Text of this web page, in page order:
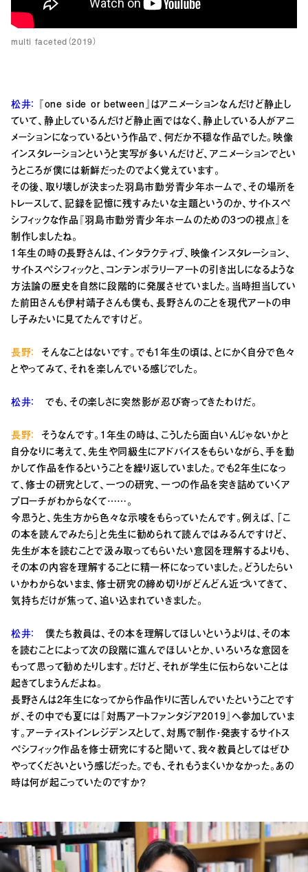
multi faceted（2019）
松井： 『one side or between』はアニメーションなんだけど静止し
ていて、静止しているんだけど静止画ではなく、静止している人がアニ
メーションになっているという作品で、何だか不穏な作品でした。映像
インスタレーションというと実写が多いんだけど、アニメーションでとい
うところが僕には新鮮だったのでよく覚えています。
その後、取り壊しが決まった羽島市勤労青少年ホームで、その場所を
トレースして、記録を記憶に残すみたいな主題というのか、サイトスペ
シフィックな作品『羽島市勤労青少年ホームのための3つの視点』を
制作しましたね。
1年生の時の長野さんは、インタラクティブ、映像インスタレーション、
サイトスペシフィックと、コンテンポラリーアートの引き出しになるような
方法論の歴史を自然に段階的に発展させていました。当時担当してい
た前田さんも伊村靖子さんも僕も、長野さんのことを現代アートの申
し子みたいに見てたんですけど。
長野：
そんなことはないです。でも1年生の頃は、とにかく自分で色々
とやってみて、それを楽しんでいる感じでした。
松井： でも、その楽しさに突然影が忍び寄ってきたわけだ。
長野：
そうなんです。1年生の時は、こうしたら面白いんじゃないかと
自分なりに考えて、先生や同級生にアドバイスをもらいながら、手を動
かして作品を作るということを繰り返していました。でも2年生になっ
て、修士の研究として、一つの研究、一つの作品を突き詰めていくア
プローチがわからなくて……。
今思うと、先生方から色々な示唆をもらっていたんです。例えば、「こ
の本を読んでみたら」と先生に勧められて読んではみるんですけど、
先生が本を読むことで汲み取ってもらいたい意図を理解するよりも、
その本の内容を理解することに精一杯になっていました。どうしたらい
いかわからないまま、修士研究の締め切りがどんどん近づいてきて、
気持ちだけが焦って、追い込まれていきました。
松井：
僕たち教員は、その本を理解してほしいというよりは、その本
を読むことによって次の段階に進んでほしいとか、いろいろな意図を
もって思って勧めたりします。だけど、それが学生に伝わらないことは
起きてしまうんだよね。
長野さんは2年生になってから作品作りに苦しんでいたということです
が、その中でも夏には『対馬アートファンタジア2019』へ参加していま
す。アーティストインレジデンスとして、対馬で制作・発表するサイトス
ペシフィック作品を修士研究にすると聞いて、我々教員としてはぜひ
やってくださいという感じだった。でも、それもうまくいかなかった。あの
時は何が起こっていたのですか？